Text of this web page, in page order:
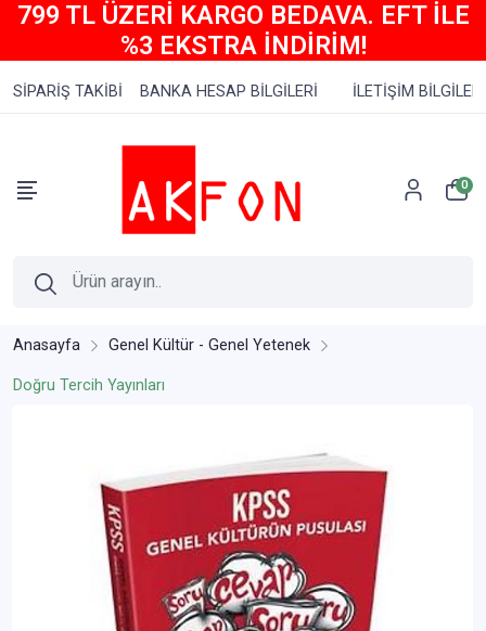
799 TL ÜZERİ KARGO BEDAVA. EFT İLE
%3 EKSTRA İNDİRİM!
SİPARİŞ TAKİBİ BANKA HESAP BİLGİLERİ İLETİŞİM BİLGİLERİ
0
Anasayfa Genel Kültür - Genel Yetenek
Doğru Tercih Yayınları